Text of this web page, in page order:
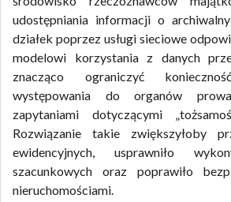
udostępniania informacji o
działek poprzez usługi sieciowe
modelowi korzystania z danych
znacząco ograniczyć
występowania do organów
zapytaniami dotyczącymi
Rozwiązanie takie zwiększyłoby
ewidencyjnych, usprawniło
szacunkowych oraz poprawiło
nieruchomościami.